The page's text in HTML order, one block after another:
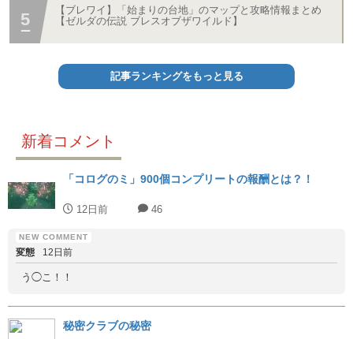
【ブレワイ】「始まりの台地」のマップと攻略情報まとめ
【ゼルダの伝説 ブレスオブザワイルド】
記事ランキングをもっと見る
新着コメント
「コログのミ」900個コンプリートの報酬とは？！
12日前 46
変態 12日前
う◯こ！！
秘密クラブの秘密